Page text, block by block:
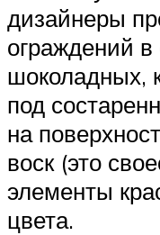
дизайнеры
ограждений
шоколадных,
под
на
воск (это
элементы
цвета.